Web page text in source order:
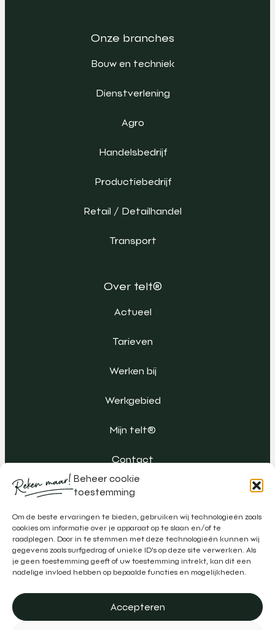
Beheer cookie
toestemming
Om de beste ervaringen te bieden, gebruiken wij technologieën zoals
cookies om informatie over je apparaat op te slaan en/of te
raadplegen. Door in te stemmen met deze technologieën kunnen wij
gegevens zoals surfgedrag of unieke ID's op deze site verwerken. Als
je geen toestemming geeft of uw toestemming intrekt, kan dit een
nadelige invloed hebben op bepaalde functies en mogelijkheden.
Accepteren
Onze branches
Bouw en techniek
Dienstverlening
Agro
Handelsbedrijf
Productiebedrijf
Retail / Detailhandel
Transport
Over telt®
Actueel
Tarieven
Werken bij
Werkgebied
Mijn telt®
Contact
Algemene voorwaarden
Klachtenregeling